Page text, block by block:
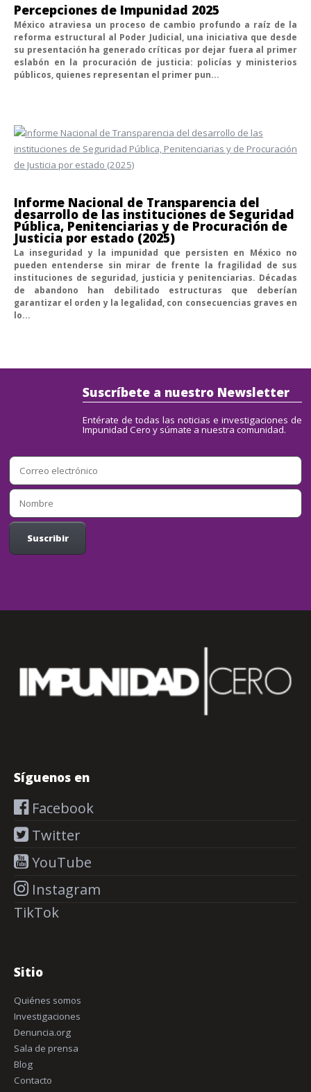
Percepciones de Impunidad 2025
México atraviesa un proceso de cambio profundo a raíz de la
reforma estructural al Poder Judicial, una iniciativa que desde
su presentación ha generado críticas por dejar fuera al primer
eslabón en la procuración de justicia: policías y ministerios
públicos, quienes representan el primer pun...
Informe Nacional de Transparencia del
desarrollo de las instituciones de Seguridad
Pública, Penitenciarias y de Procuración de
Justicia por estado (2025)
La inseguridad y la impunidad que persisten en México no
pueden entenderse sin mirar de frente la fragilidad de sus
instituciones de seguridad, justicia y penitenciarias. Décadas
de abandono han debilitado estructuras que deberían
garantizar el orden y la legalidad, con consecuencias graves en
lo...
Suscríbete a nuestro Newsletter
Entérate de todas las noticias e investigaciones de
Impunidad Cero y súmate a nuestra comunidad.
Síguenos en
Facebook
Twitter
YouTube
Instagram
TikTok
Sitio
Quiénes somos
Investigaciones
Denuncia.org
Sala de prensa
Blog
Contacto